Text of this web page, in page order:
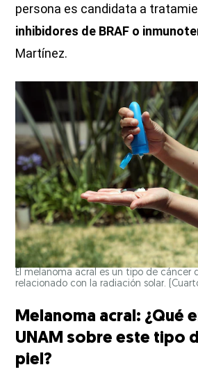
persona es candidata a
inhibidores de BRAF o
Martínez.
El melanoma acral es un tipo de cáncer
relacionado con la radiación solar.
Melanoma acral: ¿Qué
UNAM sobre este tipo
piel?